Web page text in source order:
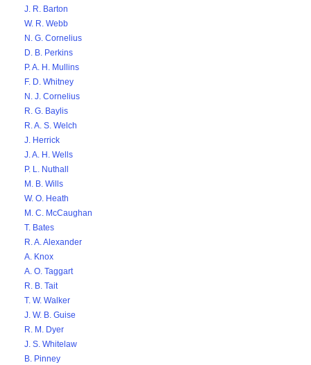
J. R. Barton
W. R. Webb
N. G. Cornelius
D. B. Perkins
P. A. H. Mullins
F. D. Whitney
N. J. Cornelius
R. G. Baylis
R. A. S. Welch
J. Herrick
J. A. H. Wells
P. L. Nuthall
M. B. Wills
W. O. Heath
M. C. McCaughan
T. Bates
R. A. Alexander
A. Knox
A. O. Taggart
R. B. Tait
T. W. Walker
J. W. B. Guise
R. M. Dyer
J. S. Whitelaw
B. Pinney